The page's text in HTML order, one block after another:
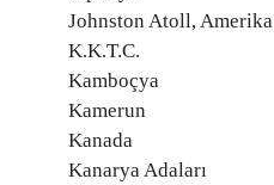
Johnston Atoll, Amerika
K.K.T.C.
Kamboçya
Kamerun
Kanada
Kanarya Adaları